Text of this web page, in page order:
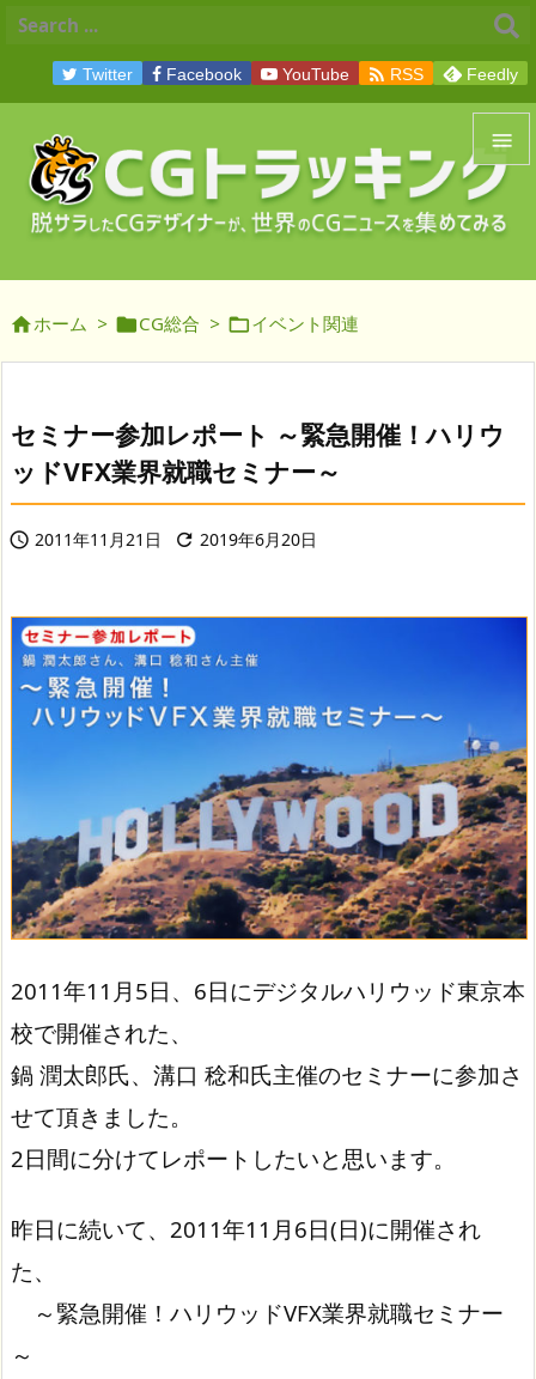


メニュ
前へ
次へ
Twitter Facebook YouTube  RSS Feedly
ホーム > CG総合 > イベント関連
セミナー参加レポート ～緊急開催！ハリウ
ッドVFX業界就職セミナー～
 2011年11月21日  2019年6月20日
2011年11月5日、6日にデジタルハリウッド東京本
校で開催された、
鍋 潤太郎氏、溝口 稔和氏主催のセミナーに参加さ
せて頂きました。
2日間に分けてレポートしたいと思います。
昨日に続いて、2011年11月6日(日)に開催され
た、
～緊急開催！ハリウッドVFX業界就職セミナー
～